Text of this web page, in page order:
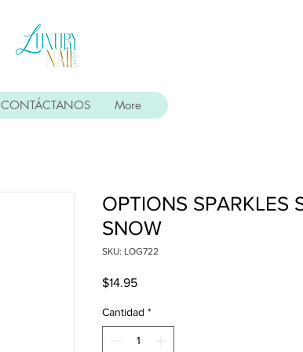
OPTIONS SPARKLES
SNOW
SKU: LOG722
$14.95Precio
Cantidad *
CONTÁCTANOS More